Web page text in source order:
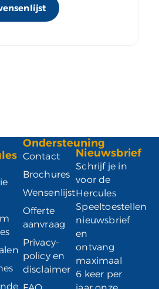
Ondersteuning
Contact
Brochures
Wensenlijst
Offerte
aanvraag
Privacy-
policy en
disclaimer
Nieuwsbrief
Schrijf je in
voor de
Hercules
Speeltoestellen
nieuwsbrief
en
ontvang
maximaal
6 keer per